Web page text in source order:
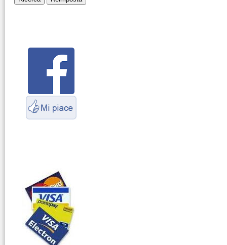
antenne e cavi
Servizio
Radioelettrico